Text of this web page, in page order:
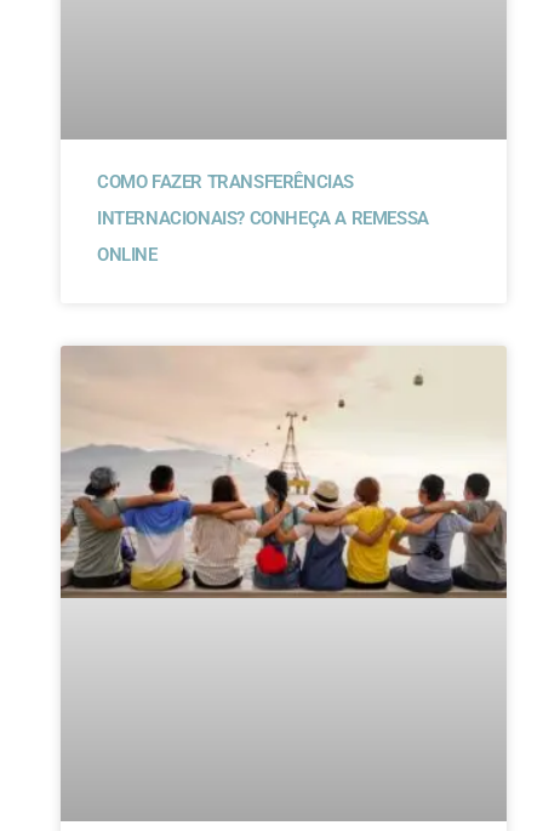
COMO FAZER TRANSFERÊNCIAS
INTERNACIONAIS? CONHEÇA A REMESSA
ONLINE